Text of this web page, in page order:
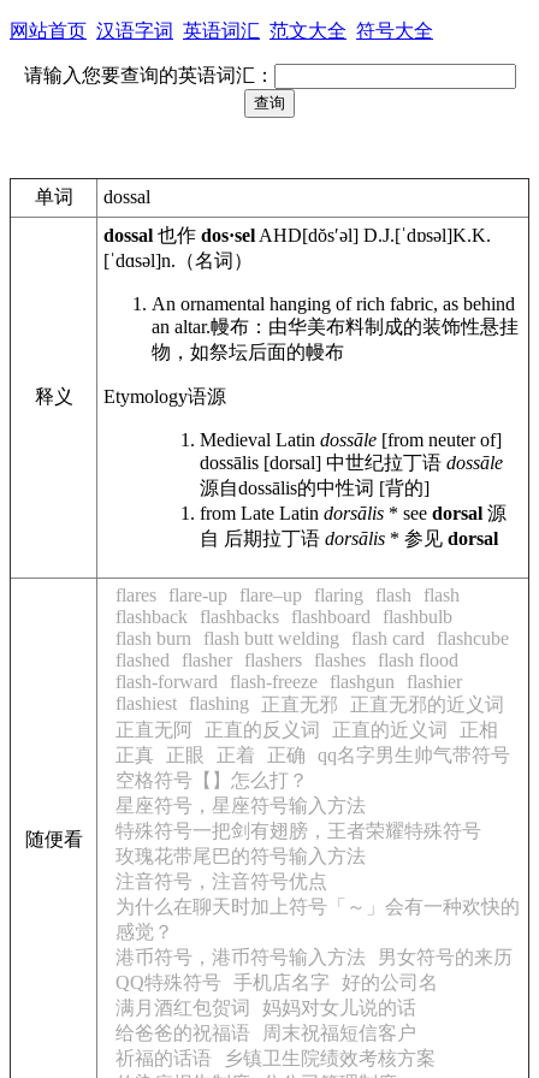
网站首页 汉语字词 英语词汇 范文大全 符号大全
请输入您要查询的英语词汇：
单词 dossal
释义
dossal 也作 dos·sel AHD[dŏsʹəl] D.J.[ˈdɒsəl]K.K.
[ˈdɑsəl]n. （名词）
An ornamental hanging of rich fabric, as behind
an altar.幔布：由华美布料制成的装饰性悬挂
物，如祭坛后面的幔布
Etymology语源
Medieval Latin dossāle [from neuter of]
dossālis [dorsal] 中世纪拉丁语 dossāle
源自dossālis的中性词 [背的]
from Late Latin dorsālis * see dorsal 源
自 后期拉丁语 dorsālis * 参见 dorsal
随便看
flares flare-up flare–up flaring flash
flash
flashback
flashbacks flashboard
flashbulb
flash burn
flash butt welding flash card
flashcube
flashed
flasher flashers flashes
flash flood
flash-forward
flash-freeze flashgun
flashier
flashiest
flashing 正直无邪
正直无邪的近义词
正直无阿
正直的反义词 正直的近义词
正相
正真
正眼 正着 正确
qq名字男生帅气带符号
空格符号【】怎么打？
星座符号，星座符号输入方法
特殊符号一把剑有翅膀，王者荣耀特殊符号
玫瑰花带尾巴的符号输入方法
注音符号，注音符号优点
为什么在聊天时加上符号「～」会有一种欢快的
感觉？
港币符号，港币符号输入方法
男女符号的来历
QQ特殊符号 手机店名字
好的公司名
满月酒红包贺词
妈妈对女儿说的话
给爸爸的祝福语
周末祝福短信客户
祈福的话语
乡镇卫生院绩效考核方案